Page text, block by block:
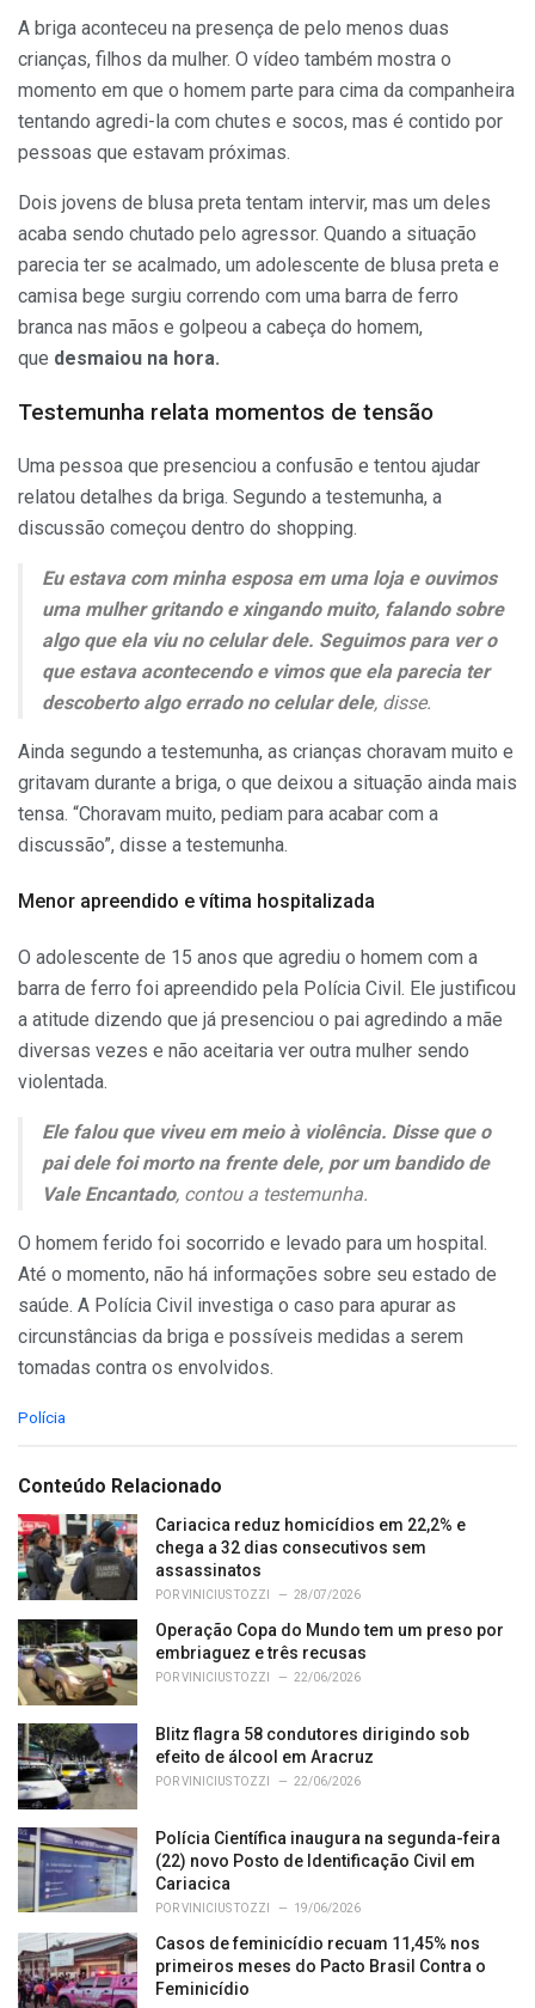
A briga aconteceu na presença de pelo menos duas
crianças, filhos da mulher. O vídeo também mostra o
momento em que o homem parte para cima da companheira
tentando agredi-la com chutes e socos, mas é contido por
pessoas que estavam próximas.
Dois jovens de blusa preta tentam intervir, mas um deles
acaba sendo chutado pelo agressor. Quando a situação
parecia ter se acalmado, um adolescente de blusa preta e
camisa bege surgiu correndo com uma barra de ferro
branca nas mãos e golpeou a cabeça do homem,
que desmaiou na hora.
Testemunha relata momentos de tensão
Uma pessoa que presenciou a confusão e tentou ajudar
relatou detalhes da briga. Segundo a testemunha, a
discussão começou dentro do shopping.
Eu estava com minha esposa em uma loja e ouvimos
uma mulher gritando e xingando muito, falando sobre
algo que ela viu no celular dele. Seguimos para ver o
que estava acontecendo e vimos que ela parecia ter
descoberto algo errado no celular dele, disse.
Ainda segundo a testemunha, as crianças choravam muito e
gritavam durante a briga, o que deixou a situação ainda mais
tensa. “Choravam muito, pediam para acabar com a
discussão”, disse a testemunha.
Menor apreendido e vítima hospitalizada
O adolescente de 15 anos que agrediu o homem com a
barra de ferro foi apreendido pela Polícia Civil. Ele justificou
a atitude dizendo que já presenciou o pai agredindo a mãe
diversas vezes e não aceitaria ver outra mulher sendo
violentada.
Ele falou que viveu em meio à violência. Disse que o
pai dele foi morto na frente dele, por um bandido de
Vale Encantado, contou a testemunha.
O homem ferido foi socorrido e levado para um hospital.
Até o momento, não há informações sobre seu estado de
saúde. A Polícia Civil investiga o caso para apurar as
circunstâncias da briga e possíveis medidas a serem
tomadas contra os envolvidos.
C
e
o
r
i
e
:
Polícia
Conteúdo Relacionado
Cariacica reduz homicídios em 22,2% e
chega a 32 dias consecutivos sem
assassinatos
PORVINICIUS TOZZI 28/07/2026
Operação Copa do Mundo tem um preso por
embriaguez e três recusas
PORVINICIUS TOZZI 22/06/2026
Blitz flagra 58 condutores dirigindo sob
efeito de álcool em Aracruz
PORVINICIUS TOZZI 22/06/2026
Polícia Científica inaugura na segunda-feira
(22) novo Posto de Identificação Civil em
Cariacica
PORVINICIUS TOZZI 19/06/2026
Casos de feminicídio recuam 11,45% nos
primeiros meses do Pacto Brasil Contra o
Feminicídio